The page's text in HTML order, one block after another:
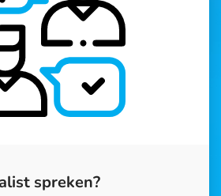
spreken?